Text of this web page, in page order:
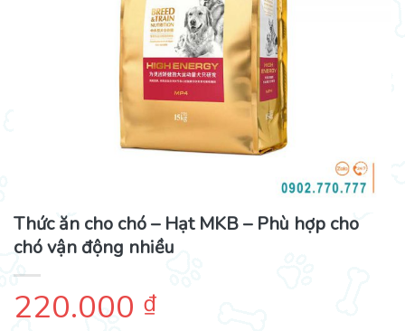
Thức ăn cho chó – Hạt MKB – Phù hợp cho
chó vận động nhiều
220.000 ₫